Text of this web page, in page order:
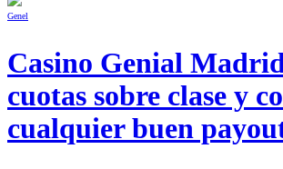
Genel
Casino Genial
cuotas sobre clase y
cualquier buen